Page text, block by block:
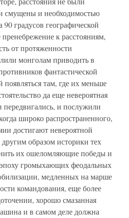
смущены и необходимостью
градусов географической
к расстояниям,
от протяженности
монголам приводить в
фантастической
там, где их меньше
да еще невероятная
передвигались, и послужили
широко распространенного,
достигают невероятной
образом историки тех
их ошеломляющие победы и
громыхающих феодальных
медленных на марше
командования, еще более
хорошо смазанная
и в самом деле должна